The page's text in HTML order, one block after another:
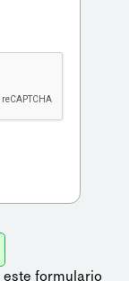
este formulario